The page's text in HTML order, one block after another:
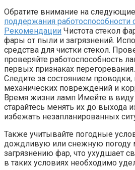
Обратите внимание на следующие
поддержания работоспособности
Рекомендации Чистота стекол
фары от пыли и загрязнений.
средства для чистки стекол.
проверяйте работоспособность
первых признаках
Следите за состоянием проводки,
механических повреждений и
Время жизни ламп Имейте в
старайтесь менять их до выхода
избежать незапланированных
Также учитывайте погодные
дождливую или снежную погоду
загрязнению фар, что ухудшает
в таких условиях необходимо